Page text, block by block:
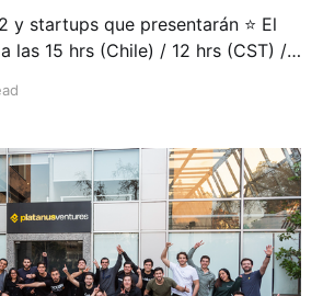
startups que presentarán ⭐️ El
las 15 hrs (Chile) / 12 hrs (CST) /
y ahora iniciarán sus rondas